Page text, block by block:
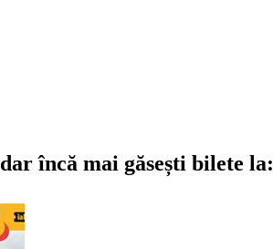
dar încă mai găsești bilete la: